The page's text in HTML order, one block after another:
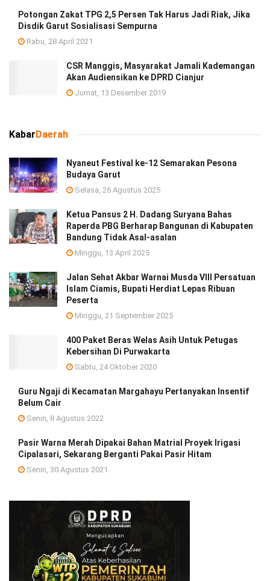
Potongan Zakat TPG 2,5 Persen Tak Harus Jadi Riak, Jika
Disdik Garut Sosialisasi Sempurna
Rabu, 28 April 2021
CSR Manggis, Masyarakat Jamali Kademangan
Akan Audiensikan ke DPRD Cianjur
Jumat, 13 Desember 2019
Kabar Daerah
Nyaneut Festival ke-12 Semarakan Pesona
Budaya Garut
Selasa, 26 Agustus 2025
Ketua Pansus 2 H. Dadang Suryana Bahas
Raperda PBG Berharap Bangunan di Kabupaten
Bandung Tidak Asal-asalan
Minggu, 13 April 2025
Jalan Sehat Akbar Warnai Musda VIII Persatuan
Islam Ciamis, Bupati Herdiat Lepas Ribuan
Peserta
Minggu, 21 September 2025
400 Paket Beras Welas Asih Untuk Petugas
Kebersihan Di Purwakarta
Sabtu, 24 Oktober 2020
Guru Ngaji di Kecamatan Margahayu Pertanyakan Insentif
Belum Cair
Senin, 8 Agustus 2022
Pasir Warna Merah Dipakai Bahan Matrial Proyek Irigasi
Cipalasari, Sekarang Berganti Pakai Pasir Hitam
Senin, 30 Agustus 2021